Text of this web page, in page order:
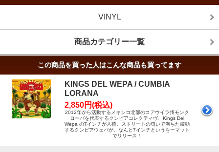
VINYL
商品カテゴリー一覧
この商品を買った人はこんな商品も買ってます
KINGS DEL WEPA / CUMBIA
LORANA
2,850円(税込)
2012年から活動するメキシコ北部のコアウイラ州モンク
ローバを代表するクンビアコレクティヴ、Kings Del
Wepa の7インチが入荷。ストリートの匂いで満ちた躍動
するクンビアウェパが、なんと7インチというをーマット
でリリース！